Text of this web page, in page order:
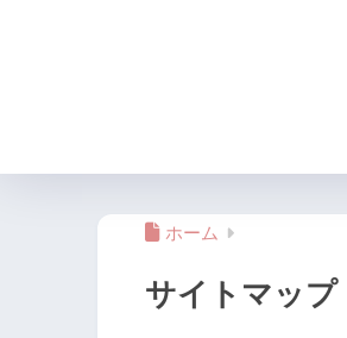
ホーム
サイトマップ